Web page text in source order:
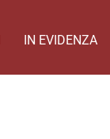
IN EVIDENZA